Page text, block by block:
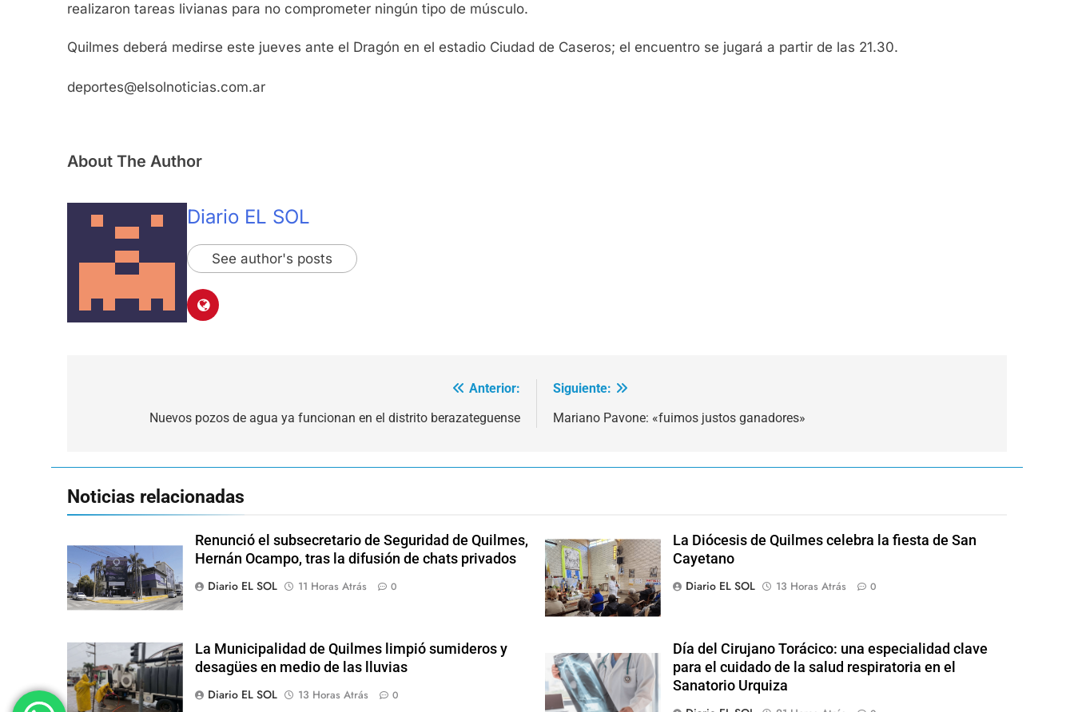
realizaron tareas livianas para no comprometer ningún tipo de músculo.
Quilmes deberá medirse este jueves ante el Dragón en el estadio Ciudad de Caseros; el encuentro se jugará a partir de las 21.30.
deportes@elsolnoticias.com.ar
About The Author
Diario EL SOL
See author's posts
Anterior:
Nuevos pozos de agua ya funcionan en el distrito berazateguense
Siguiente:
Mariano Pavone: «fuimos justos ganadores»
Noticias relacionadas
Renunció el subsecretario de Seguridad de Quilmes,
Hernán Ocampo, tras la difusión de chats privados
Diario EL SOL
11 Horas Atrás 0
La Diócesis de Quilmes celebra la fiesta de San
Cayetano
Diario EL SOL
13 Horas Atrás 0
La Municipalidad de Quilmes limpió sumideros y
desagües en medio de las lluvias
Diario EL SOL
13 Horas Atrás 0
Día del Cirujano Torácico: una especialidad clave
para el cuidado de la salud respiratoria en el
Sanatorio Urquiza